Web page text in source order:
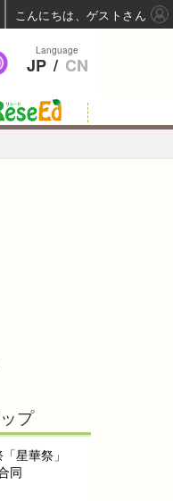
プ
星華祭」
同
Language
JP / CN
こんにちは、ゲストさん